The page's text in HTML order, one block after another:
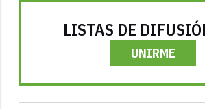
LISTAS DE
UNIRME